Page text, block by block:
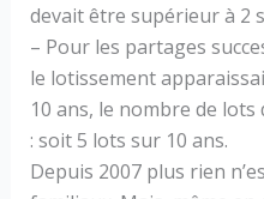
devait être supérieur à 2
– Pour les partages
le lotissement
10 ans, le nombre de
: soit 5 lots sur 10 ans.
Depuis 2007 plus rien